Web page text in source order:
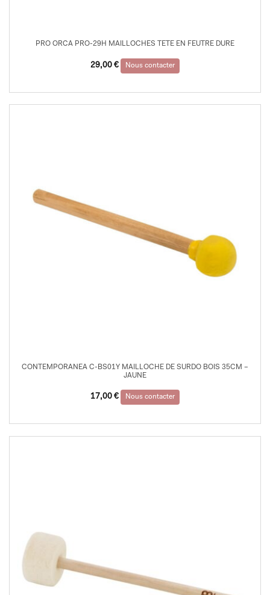
PRO ORCA PRO-29H MAILLOCHES TETE EN FEUTRE DURE
29,00 € Nous contacter
CONTEMPORANEA C-BS01Y MAILLOCHE DE SURDO BOIS 35CM –
JAUNE
17,00 € Nous contacter